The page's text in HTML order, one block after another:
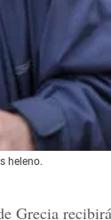
heleno.
Grecia